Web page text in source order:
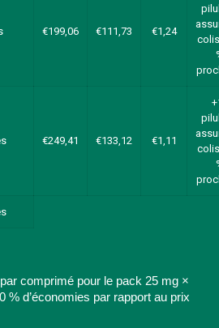
€199,06 €111,73 €1,24
€249,41 €133,12 €1,11
par comprimé pour le pack 25 mg ×
% d’économies par rapport au prix